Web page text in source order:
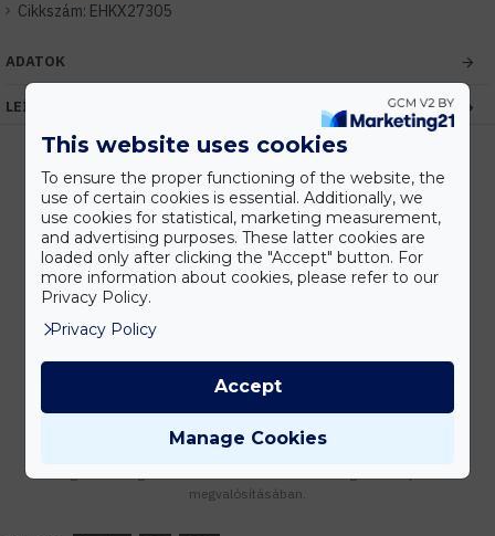
Cikkszám: EHKX27305
ADATOK
LEÍRÁS
Kedvezmények
Vásárolj nagyobb mennyiségben és megadjuk a legjobb gyártói árakat.
Tanácsadás
megvalósításában.
This website uses cookies
To ensure the proper functioning of the website, the
use of certain cookies is essential. Additionally, we
use cookies for statistical, marketing measurement,
and advertising purposes. These latter cookies are
loaded only after clicking the "Accept" button. For
more information about cookies, please refer to our
Privacy Policy.
Privacy Policy
Manage Cookies
Accept